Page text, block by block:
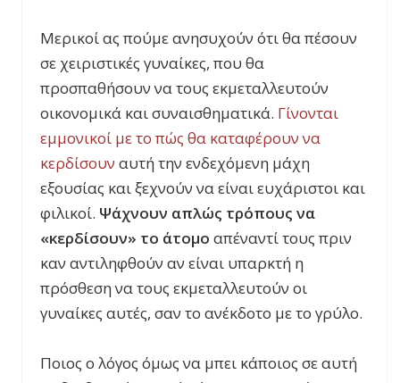
Μερικοί ας πούμε ανησυχούν ότι θα πέσουν
σε χειριστικές γυναίκες, που θα
προσπαθήσουν να τους εκμεταλλευτούν
οικονομικά και συναισθηματικά. Γίνονται
εμμονικοί με το πώς θα καταφέρουν να
κερδίσουν αυτή την ενδεχόμενη μάχη
εξουσίας και ξεχνούν να είναι ευχάριστοι και
φιλικοί. Ψάχνουν απλώς τρόπους να
«κερδίσουν» το άτομο απέναντί τους πριν
καν αντιληφθούν αν είναι υπαρκτή η
πρόσθεση να τους εκμεταλλευτούν οι
γυναίκες αυτές, σαν το ανέκδοτο με το γρύλο.
Ποιος ο λόγος όμως να μπει κάποιος σε αυτή